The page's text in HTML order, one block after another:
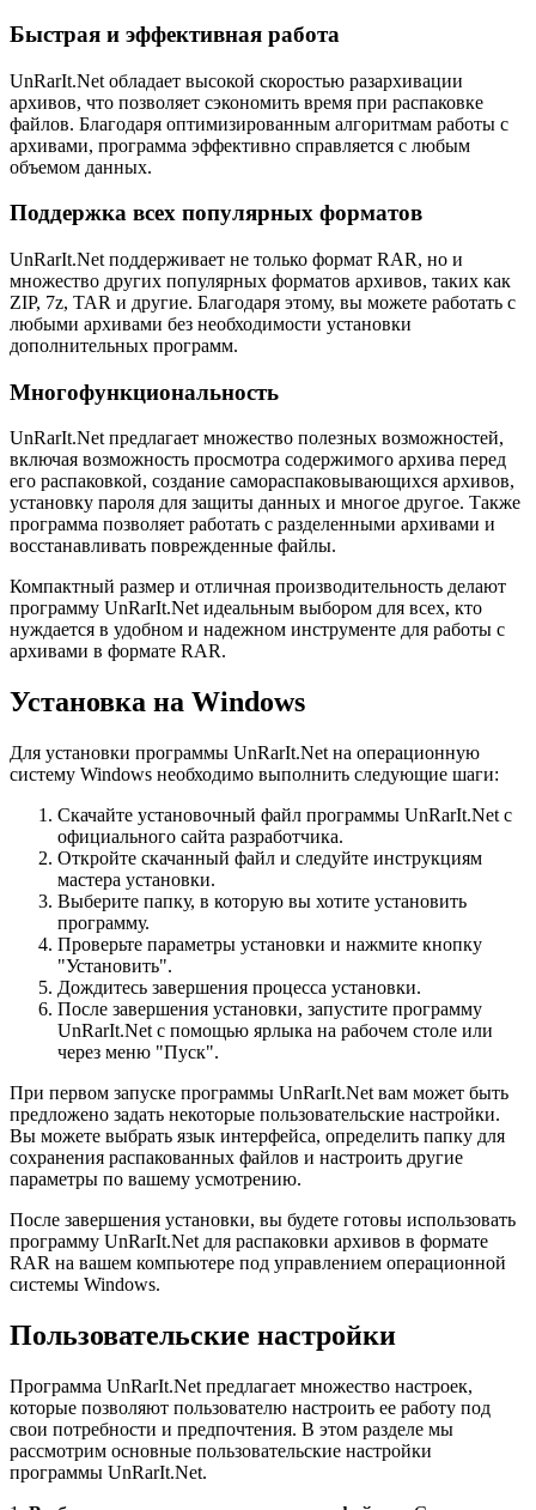
Быстрая и эффективная работа
UnRarIt.Net обладает высокой скоростью разархивации
архивов, что позволяет сэкономить время при распаковке
файлов. Благодаря оптимизированным алгоритмам работы с
архивами, программа эффективно справляется с любым
объемом данных.
Поддержка всех популярных форматов
UnRarIt.Net поддерживает не только формат RAR, но и
множество других популярных форматов архивов, таких как
ZIP, 7z, TAR и другие. Благодаря этому, вы можете работать с
любыми архивами без необходимости установки
дополнительных программ.
Многофункциональность
UnRarIt.Net предлагает множество полезных возможностей,
включая возможность просмотра содержимого архива перед
его распаковкой, создание самораспаковывающихся архивов,
установку пароля для защиты данных и многое другое. Также
программа позволяет работать с разделенными архивами и
восстанавливать поврежденные файлы.
Компактный размер и отличная производительность делают
программу UnRarIt.Net идеальным выбором для всех, кто
нуждается в удобном и надежном инструменте для работы с
архивами в формате RAR.
Установка на Windows
Для установки программы UnRarIt.Net на операционную
систему Windows необходимо выполнить следующие шаги:
Скачайте установочный файл программы UnRarIt.Net с
официального сайта разработчика.
Откройте скачанный файл и следуйте инструкциям
мастера установки.
Выберите папку, в которую вы хотите установить
программу.
Проверьте параметры установки и нажмите кнопку
"Установить".
Дождитесь завершения процесса установки.
После завершения установки, запустите программу
UnRarIt.Net с помощью ярлыка на рабочем столе или
через меню "Пуск".
При первом запуске программы UnRarIt.Net вам может быть
предложено задать некоторые пользовательские настройки.
Вы можете выбрать язык интерфейса, определить папку для
сохранения распакованных файлов и настроить другие
параметры по вашему усмотрению.
После завершения установки, вы будете готовы использовать
программу UnRarIt.Net для распаковки архивов в формате
RAR на вашем компьютере под управлением операционной
системы Windows.
Пользовательские настройки
Программа UnRarIt.Net предлагает множество настроек,
которые позволяют пользователю настроить ее работу под
свои потребности и предпочтения. В этом разделе мы
рассмотрим основные пользовательские настройки
программы UnRarIt.Net.